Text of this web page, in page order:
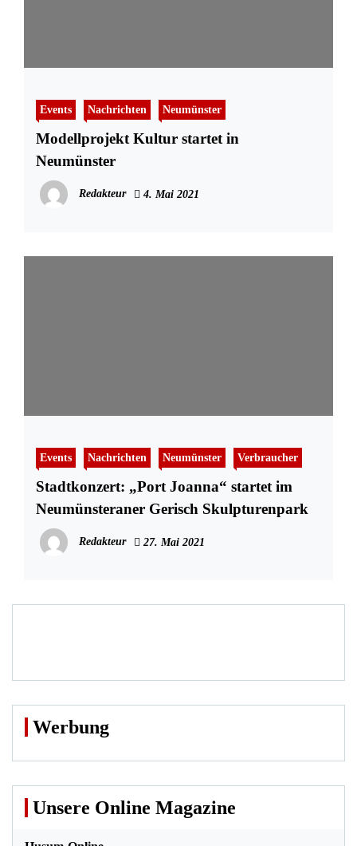
Events Nachrichten Neumünster
Modellprojekt Kultur startet in
Neumünster
Redakteur 4. Mai 2021
Events Nachrichten Neumünster Verbraucher
Stadtkonzert: „Port Joanna“ startet im
Neumünsteraner Gerisch Skulpturenpark
Redakteur 27. Mai 2021
Werbung
Unsere Online Magazine